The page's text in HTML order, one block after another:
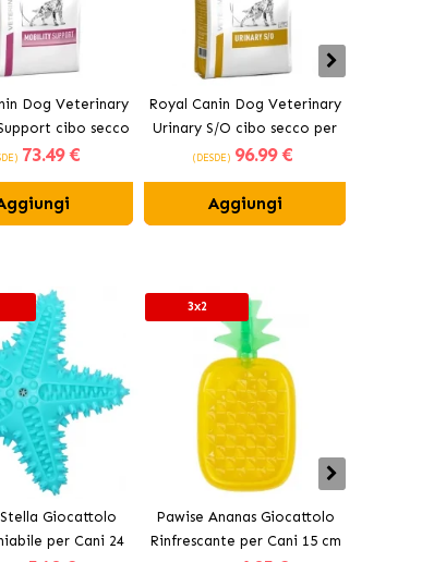
Dog Veterinary
cibo secco
cani adulti
73.49 €
Royal Canin Dog Veterinary
Urinary S/O cibo secco per
cani adulti
(DESDE) 96.99 €
Aggiungi
Giocattolo
per Cani 24
3x2
Pawise Ananas Giocattolo
Rinfrescante per Cani 15 cm